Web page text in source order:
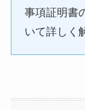
事項証明書
いて詳しく